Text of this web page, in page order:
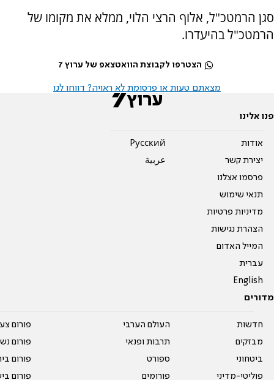
‏סגן הרמטכ"ל, אלוף הרצי הלוי, ממלא את מקומו של
הרמטכ"ל בהיעדרו.
הצטרפו לקבוצת הוואטצאפ של ערוץ 7
מצאתם טעות או פרסומת לא ראויה? דווחו לנו
פנו אלינו
אודות
יצירת קשר
פרסמו אצלנו
תנאי שימוש
מדיניות פרטיות
הצהרת נגישות
המייל האדום
עברית
English
Pусский
عربية
מדורים
חדשות
מבזקים
ביטחוני
פוליטי-מדיני
העולם הערבי
תרבות ופנאי
ספורט
פורומים
פורום
פורום
פורום
פורום